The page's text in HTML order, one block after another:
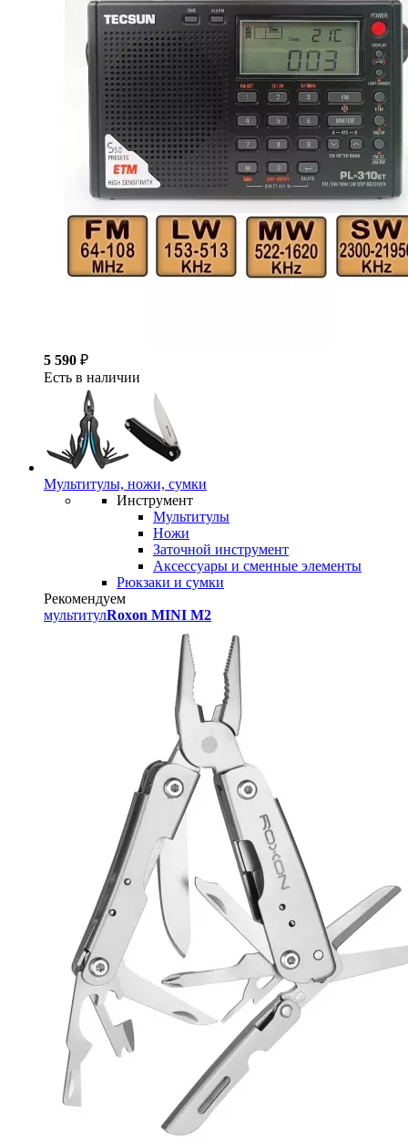
5 590 ₽
Есть в наличии
Мультитулы, ножи, сумки
Инструмент
Мультитулы
Ножи
Заточной инструмент
Аксессуары и сменные элементы
Рюкзаки и сумки
Рекомендуем
мультитулRoxon MINI M2